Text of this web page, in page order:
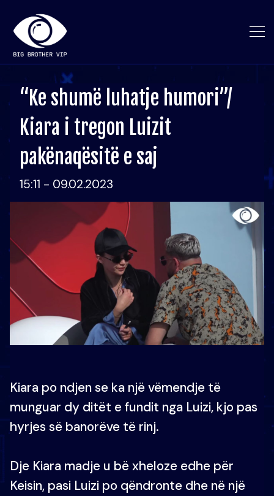
“Ke shumë luhatje humori”/
Kiara i tregon Luizit
pakënaqësitë e saj
15:11 - 09.02.2023
Kiara po ndjen se ka një vëmendje të
munguar dy ditët e fundit nga Luizi, kjo pas
hyrjes së banorëve të rinj.
Dje Kiara madje u bë xheloze edhe për
Keisin, pasi Luizi po qëndronte dhe në një